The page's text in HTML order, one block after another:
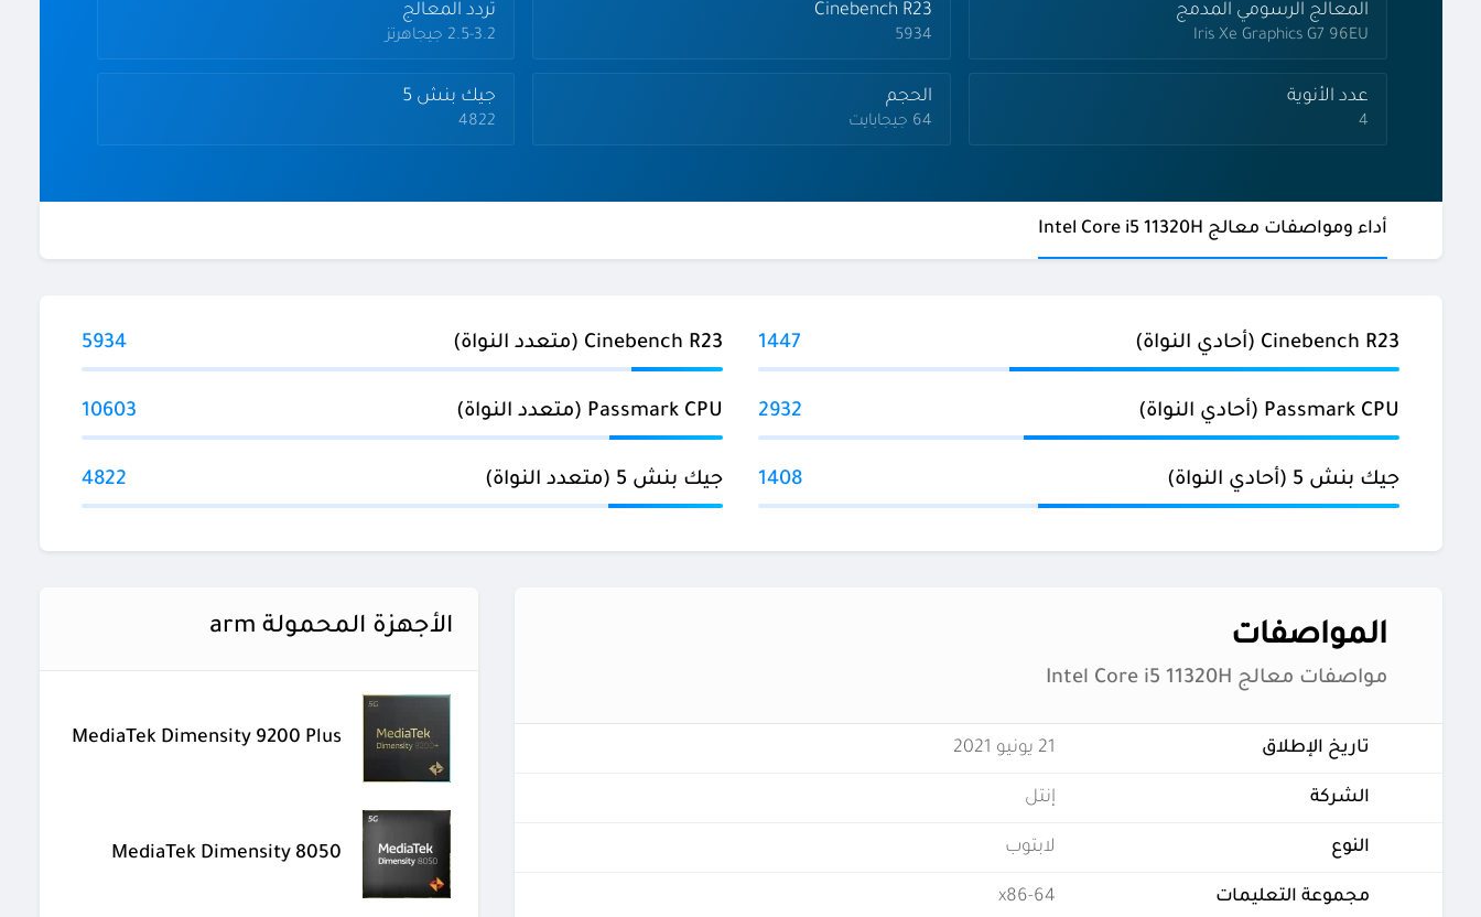
المعالج الرسومي المدمج
Iris Xe Graphics G7 96EU
Cinebench R23
5934
تردد المعالج
2.5-3.2 جيجاهرتز
عدد الأنوية
4
الحجم
64 جيجابايت
جيك بنش 5
4822
أداء ومواصفات معالج Intel Core i5 11320H
Cinebench R23 (أحادي النواة) 1447 Cinebench R23 (متعدد النواة) 5934
Passmark CPU (أحادي النواة) 2932 Passmark CPU (متعدد النواة) 10603
جيك بنش 5 (أحادي النواة) 1408 جيك بنش 5 (متعدد النواة) 4822
المواصفات
مواصفات معالج Intel Core i5 11320H
تاريخ الإطلاق 21 يونيو 2021
الشركة إنتل
النوع لابتوب
مجموعة التعليمات x86-64
الأجهزة المحمولة arm
MediaTek Dimensity 9200 Plus
MediaTek Dimensity 8050